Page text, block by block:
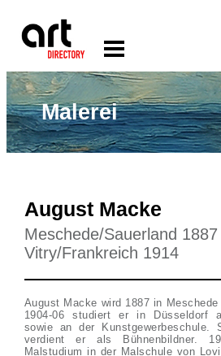
Malerei
August Macke
Meschede/Sauerland 1887
Vitry/Frankreich 1914
August Macke wird 1887 in
1904-06 studiert er in Düsseldorf
sowie an der Kunstgewerbeschule.
verdient er als Bühnenbildner.
Malstudium in der Malschule von